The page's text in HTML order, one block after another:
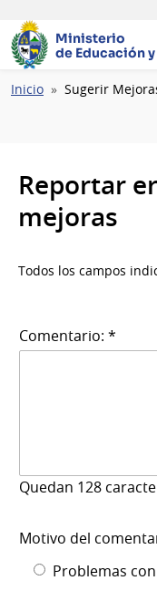
Ministerio
de Educación
Ruta
Inicio Sugerir
Reportar
mejoras
Todos los campos
Comentario: *
Quedan 128
Motivo del
Problemas